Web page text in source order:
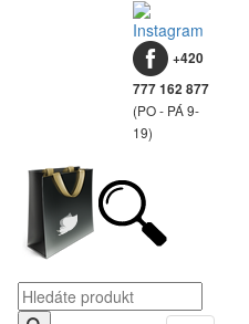
+420
777 162 877
(PO - PÁ 9-
19)